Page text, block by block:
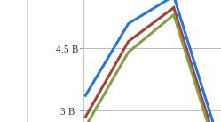
4.5 B
3 B